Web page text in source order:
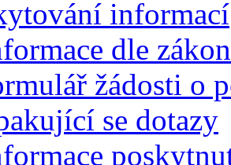
informací
dle
žádosti o
se dotazy